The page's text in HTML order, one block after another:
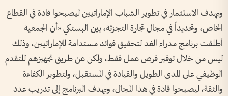
وبهدف الاستثمار في تطوير الشباب الإماراتيين ليصبحوا قادة في القطاع
الخاص، وتحديداً في مجال تجارة التجزئة، بين البستكي «أن الجمعية
أطلقت برنامج مدراء الغد لتحقيق فوائد مستدامة للإماراتيين، وذلك
ليس من خلال توفير فرص عمل فقط، ولكن عن طريق تجهيزهم للتقدم
الوظيفي على المدى الطويل والقيادة في المستقبل، ولتطوير الكفاءة
والثقة، ليصبحوا قادة في هذا المجال، ويهدف البرنامج إلى تدريب عدد